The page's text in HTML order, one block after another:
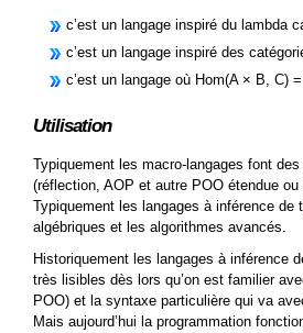
c’est un langage inspiré du lambda
c’est un langage inspiré des
c’est un langage où Hom(A × B, C)
Utilisation
Typiquement les macro-langages font
(réflection, AOP et autre POO étendue ou
Typiquement les langages à inférence
algébriques et les algorithmes avancés.
Historiquement les langages à inférence
très lisibles dès lors qu’on est familier
POO) et la syntaxe particulière qui va
Mais aujourd’hui la programmation